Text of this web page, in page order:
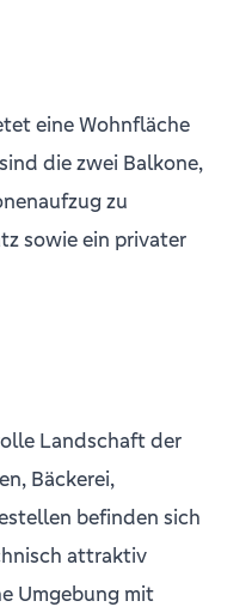
eine Wohnfläche
die zwei Balkone,
zu
sowie ein privater
Landschaft der
Bäckerei,
befinden sich
attraktiv
Umgebung mit